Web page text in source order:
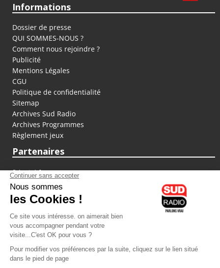
Informations
Dossier de presse
QUI SOMMES-NOUS ?
Comment nous rejoindre ?
Publicité
Mentions Légales
CGU
Politique de confidentialité
Sitemap
Archives Sud Radio
Archives Programmes
Règlement jeux
Partenaires
fiducial.fr
lyoncapitale.fr
olympique-et-lyonnais.com
L'application Iphone / Android
Téléchargez l'application